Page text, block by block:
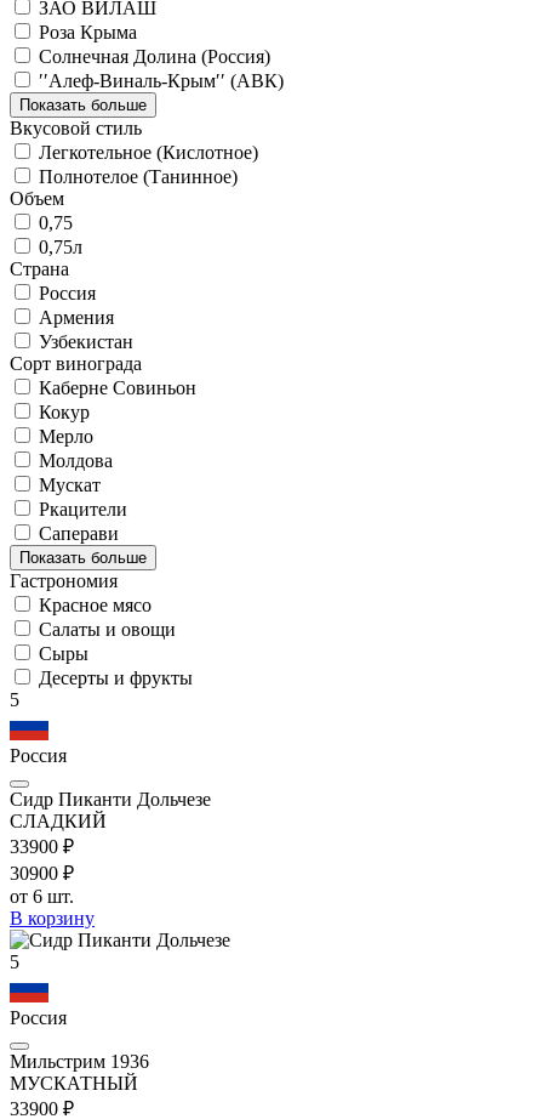
ЗАО ВИЛАШ
Роза Крыма
Солнечная Долина (Россия)
′′Алеф-Виналь-Крым′′ (АВК)
Показать больше
Вкусовой стиль
Легкотельное (Кислотное)
Полнотелое (Танинное)
Объем
0,75
0,75л
Страна
Россия
Армения
Узбекистан
Сорт винограда
Каберне Совиньон
Кокур
Мерло
Молдова
Мускат
Ркацители
Саперави
Показать больше
Гастрономия
Красное мясо
Салаты и овощи
Сыры
Десерты и фрукты
5
Россия
Сидр Пиканти Дольчезе
СЛАДКИЙ
33900 ₽
30900 ₽
от 6 шт.
В корзину
5
Россия
Мильстрим 1936
МУСКАТНЫЙ
33900 ₽